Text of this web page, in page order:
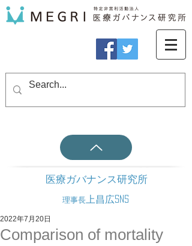
医療ガバナンス研究所
理事長 上昌広SNS
Comparison of mortality
2022年7月20日